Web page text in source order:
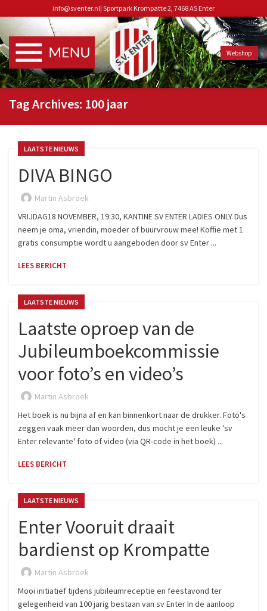
info@sventer.nl| Sportpark Krompatte 2, 7468 AS Enter
Webshop
Tag Archives: 100 jaar
LAATSTE NIEUWS
DIVA BINGO
Martin Asbroek
VRIJDAG18 NOVEMBER, 19:30, KANTINE SV ENTER LADIES ONLY Dus
neem je oma, vriendin, moeder of buurvrouw mee! Koffie met 1
gratis consumptie wordt u aangeboden door sv Enter ...
LEES BERICHT
LAATSTE NIEUWS
Laatste oproep van de
Jubileumboekcommissie
voor foto’s en video’s
Martin Asbroek
Het boek is nu bijna af en kan binnenkort naar de drukker. Foto's
zeggen vaak meer dan woorden, dus mocht je een leuke 'sv
Enter relevante' foto of video (via QR-code in het boek) ...
LEES BERICHT
LAATSTE NIEUWS
Enter Vooruit draait
bardienst op Krompatte
Martin Asbroek
Mooi initiatief tijdens jubileumreceptie en feestavond ter
gelegenheid van 100 jarig bestaan van sv Enter In de aanloop